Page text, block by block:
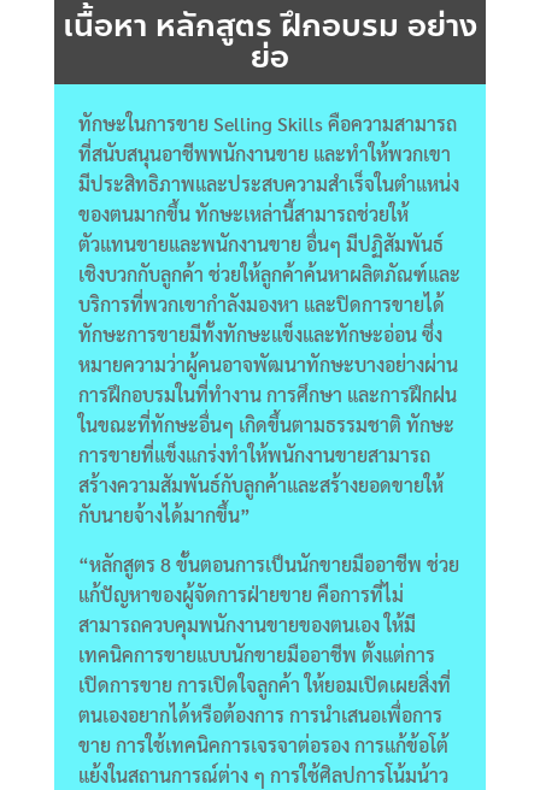
เนื้อหา หลักสูตร ฝึกอบรม อย่าง
ย่อ
ทักษะในการขาย Selling Skills คือความสามารถ
ที่สนับสนุนอาชีพพนักงานขาย และทำให้พวกเขา
มีประสิทธิภาพและประสบความสำเร็จในตำแหน่ง
ของตนมากขึ้น ทักษะเหล่านี้สามารถช่วยให้
ตัวแทนขายและพนักงานขาย อื่นๆ มีปฏิสัมพันธ์
เชิงบวกกับลูกค้า ช่วยให้ลูกค้าค้นหาผลิตภัณฑ์และ
บริการที่พวกเขากำลังมองหา และปิดการขายได้
ทักษะการขายมีทั้งทักษะแข็งและทักษะอ่อน ซึ่ง
หมายความว่าผู้คนอาจพัฒนาทักษะบางอย่างผ่าน
การฝึกอบรมในที่ทำงาน การศึกษา และการฝึกฝน
ในขณะที่ทักษะอื่นๆ เกิดขึ้นตามธรรมชาติ ทักษะ
การขายที่แข็งแกร่งทำให้พนักงานขายสามารถ
สร้างความสัมพันธ์กับลูกค้าและสร้างยอดขายให้
กับนายจ้างได้มากขึ้น”
“หลักสูตร 8 ขั้นตอนการเป็นนักขายมืออาชีพ ช่วย
แก้ปัญหาของผู้จัดการฝ่ายขาย คือการที่ไม่
สามารถควบคุมพนักงานขายของตนเอง ให้มี
เทคนิคการขายแบบนักขายมืออาชีพ ตั้งแต่การ
เปิดการขาย การเปิดใจลูกค้า ให้ยอมเปิดเผยสิ่งที่
ตนเองอยากได้หรือต้องการ การนำเสนอเพื่อการ
ขาย การใช้เทคนิคการเจรจาต่อรอง การแก้ข้อโต้
แย้งในสถานการณ์ต่าง ๆ การใช้ศิลปการโน้มน้าว